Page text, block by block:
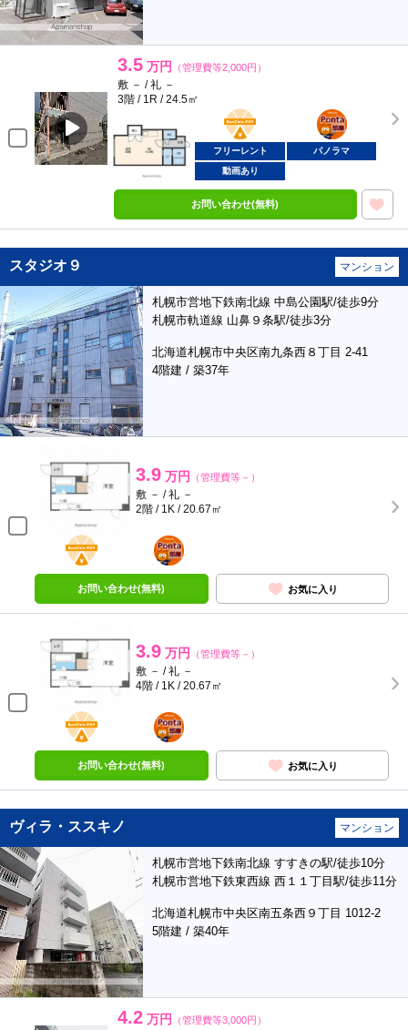
3.5 万円 （管理費等2,000円）
敷 － / 礼 －
3階 / 1R / 24.5㎡
BunChinPAY
ポンタ
部屋
フリーレント
パノラマ
動画あり
お問い合わせ(無料)
スタジオ９ マンション
札幌市営地下鉄南北線 中島公園駅/徒歩9分
札幌市軌道線 山鼻９条駅/徒歩3分
北海道札幌市中央区南九条西８丁目 2-41
4階建 / 築37年
3.9 万円 （管理費等－）
敷 － / 礼 －
2階 / 1K / 20.67㎡
BunChinPAY
ポンタ
部屋
お問い合わせ(無料) お気に入り
3.9 万円 （管理費等－）
敷 － / 礼 －
4階 / 1K / 20.67㎡
BunChinPAY
ポンタ
部屋
お問い合わせ(無料) お気に入り
ヴィラ・ススキノ マンション
札幌市営地下鉄南北線 すすきの駅/徒歩10分
札幌市営地下鉄東西線 西１１丁目駅/徒歩11分
北海道札幌市中央区南五条西９丁目 1012-2
5階建 / 築40年
4.2 万円 （管理費等3,000円）